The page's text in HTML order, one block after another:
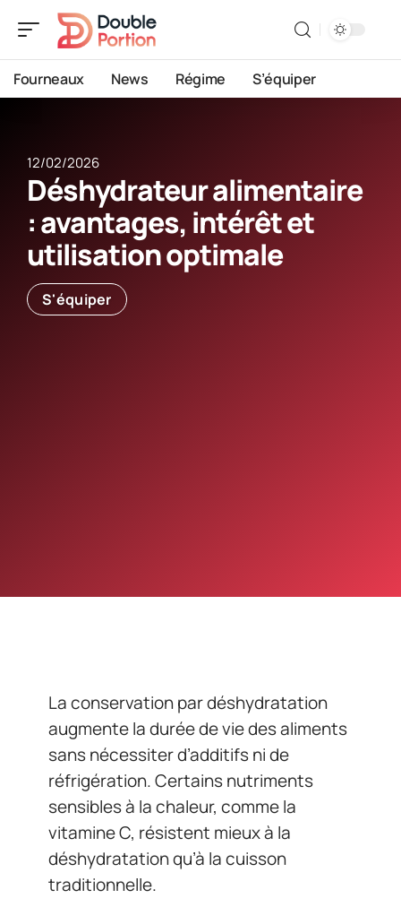
Fourneaux News Régime S’équiper
12/02/2026
Déshydrateur alimentaire
: avantages, intérêt et
utilisation optimale
S'équiper
La conservation par déshydratation
augmente la durée de vie des aliments
sans nécessiter d’additifs ni de
réfrigération. Certains nutriments
sensibles à la chaleur, comme la
vitamine C, résistent mieux à la
déshydratation qu’à la cuisson
traditionnelle.